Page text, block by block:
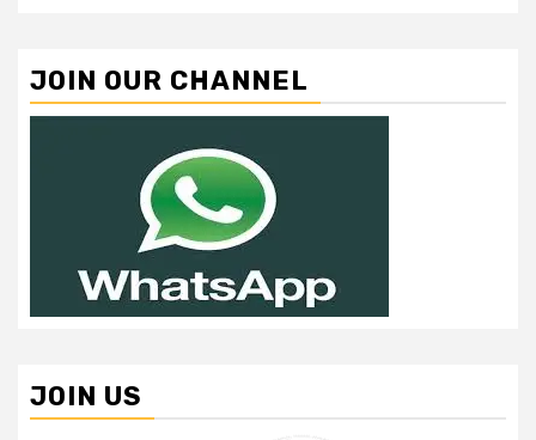
JOIN OUR CHANNEL
JOIN US